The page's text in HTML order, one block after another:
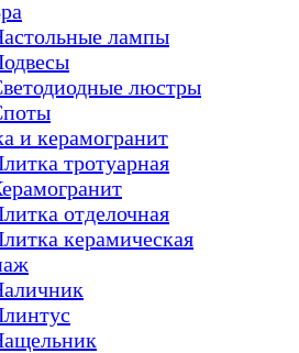
лампы
люстры
и керамогранит
тротуарная
отделочная
керамическая